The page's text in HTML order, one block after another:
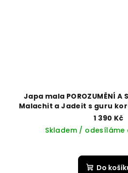
Japa mala POROZUMĚNÍ A
Malachit a Jadeit s guru
1 390 Kč
Skladem / odesíláme
Do